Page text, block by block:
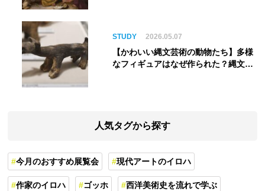
STUDY 2026.05.07
【かわいい縄文芸術の動物たち】多様
なフィギュアはなぜ作られた？縄文人
人気タグから探す
今月のおすすめ展覧会 現代アートのイロハ
作家のイロハ ゴッホ 西洋美術史を流れで学ぶ